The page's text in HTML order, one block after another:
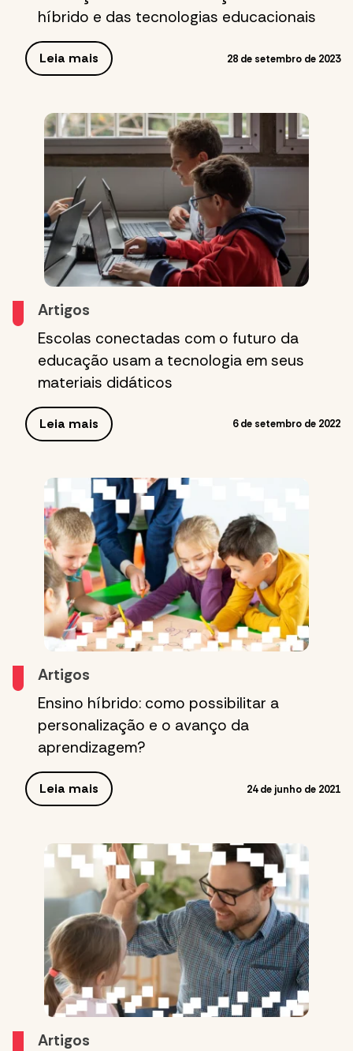
híbrido e das tecnologias educacionais
Leia mais 28 de setembro de 2023
Artigos
Escolas conectadas com o futuro da
educação usam a tecnologia em seus
materiais didáticos
Leia mais 6 de setembro de 2022
Artigos
Ensino híbrido: como possibilitar a
personalização e o avanço da
aprendizagem?
Leia mais 24 de junho de 2021
Artigos